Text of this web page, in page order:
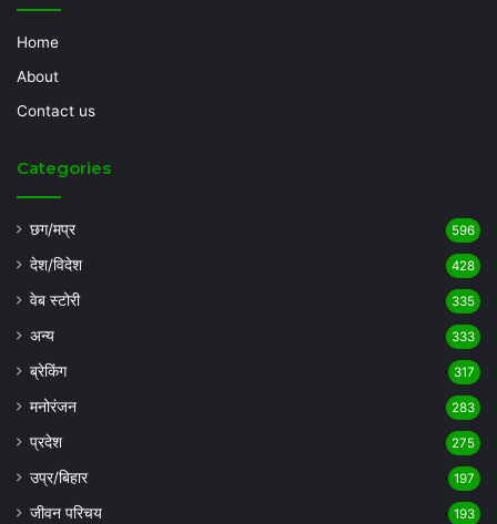
Home
About
Contact us
Categories
छग/मप्र 596
देश/विदेश 428
वेब स्टोरी 335
अन्य 333
ब्रेकिंग 317
मनोरंजन 283
प्रदेश 275
उप्र/बिहार 197
जीवन परिचय 193